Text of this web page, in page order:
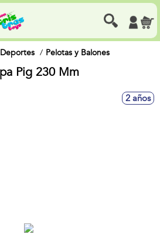
Deportes Pelotas y Balones
Pig 230 Mm
2 años